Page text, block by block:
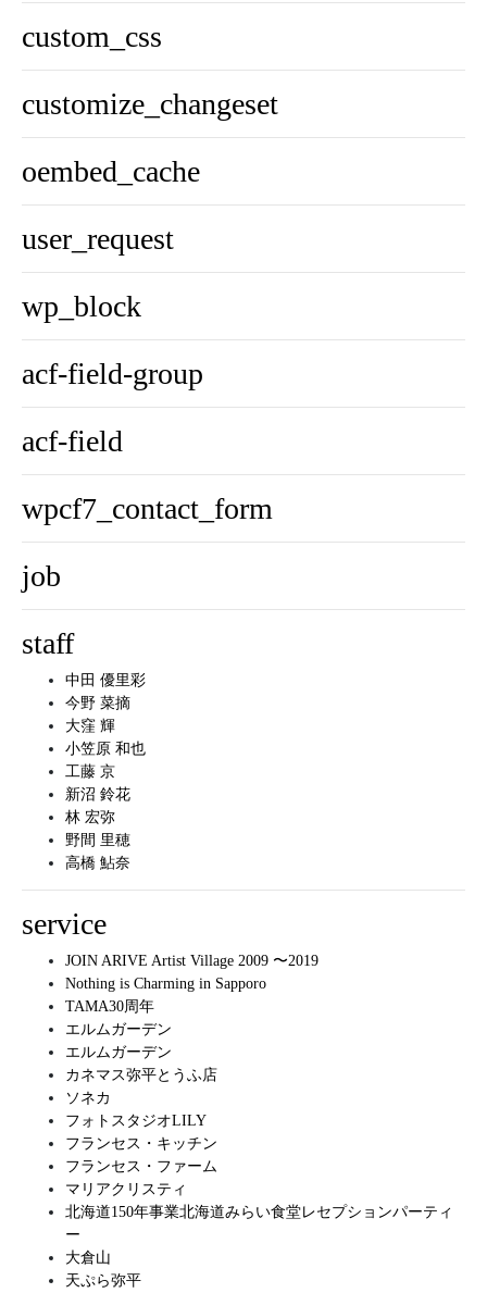
custom_css
customize_changeset
oembed_cache
user_request
wp_block
acf-field-group
acf-field
wpcf7_contact_form
job
staff
中田 優里彩
今野 菜摘
大窪 輝
小笠原 和也
工藤 京
新沼 鈴花
林 宏弥
野間 里穂
高橋 鮎奈
service
JOIN ARIVE Artist Village 2009 〜2019
Nothing is Charming in Sapporo
TAMA30周年
エルムガーデン
エルムガーデン
カネマス弥平とうふ店
ソネカ
フォトスタジオLILY
フランセス・キッチン
フランセス・ファーム
マリアクリスティ
北海道150年事業北海道みらい食堂レセプションパーティ
ー
大倉山
天ぷら弥平